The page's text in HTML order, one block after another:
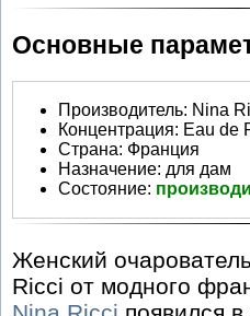
Основные
Производитель: Nina
Концентрация: Eau de
Страна: Франция
Назначение: для дам
Состояние:
Женский
Ricci от модного